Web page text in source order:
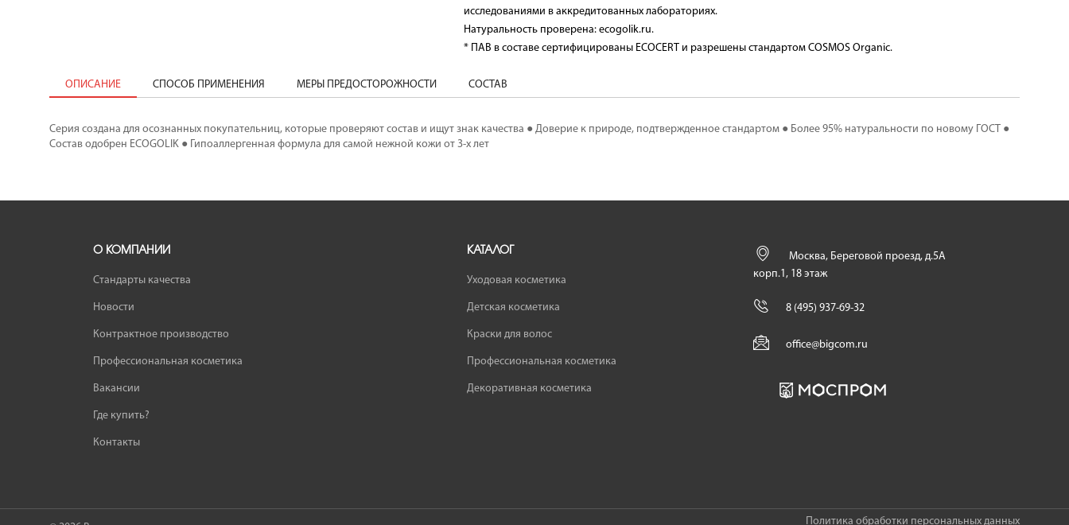
исследованиями в аккредитованных лабораториях.
Натуральность проверена: ecogolik.ru.
* ПАВ в составе сертифицированы ECOCERT и разрешены стандартом COSMOS Organic.
ОПИСАНИЕ СПОСОБ ПРИМЕНЕНИЯ МЕРЫ ПРЕДОСТОРОЖНОСТИ СОСТАВ
Серия создана для осознанных покупательниц, которые проверяют состав и ищут знак качества ● Доверие к природе, подтвержденное стандартом ● Более 95% натуральности по новому ГОСТ ●
Состав одобрен ECOGOLIK ● Гипоаллергенная формула для самой нежной кожи от 3-х лет
О КОМПАНИИ
Стандарты качества
Новости
Контрактное производство
Профессиональная косметика
Вакансии
Где купить?
Контакты
КАТАЛОГ
Уходовая косметика
Детская косметика
Краски для волос
Профессиональная косметика
Декоративная косметика
Москва, Береговой проезд, д.5А
корп.1, 18 этаж
8 (495) 937-69-32
office@bigcom.ru
Политика обработки персональных данных